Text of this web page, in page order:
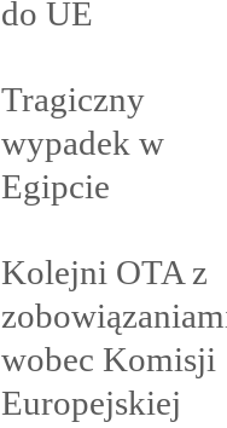
do UE
Tragiczny
wypadek w
Egipcie
Kolejni OTA z
wobec Komisji
Europejskiej